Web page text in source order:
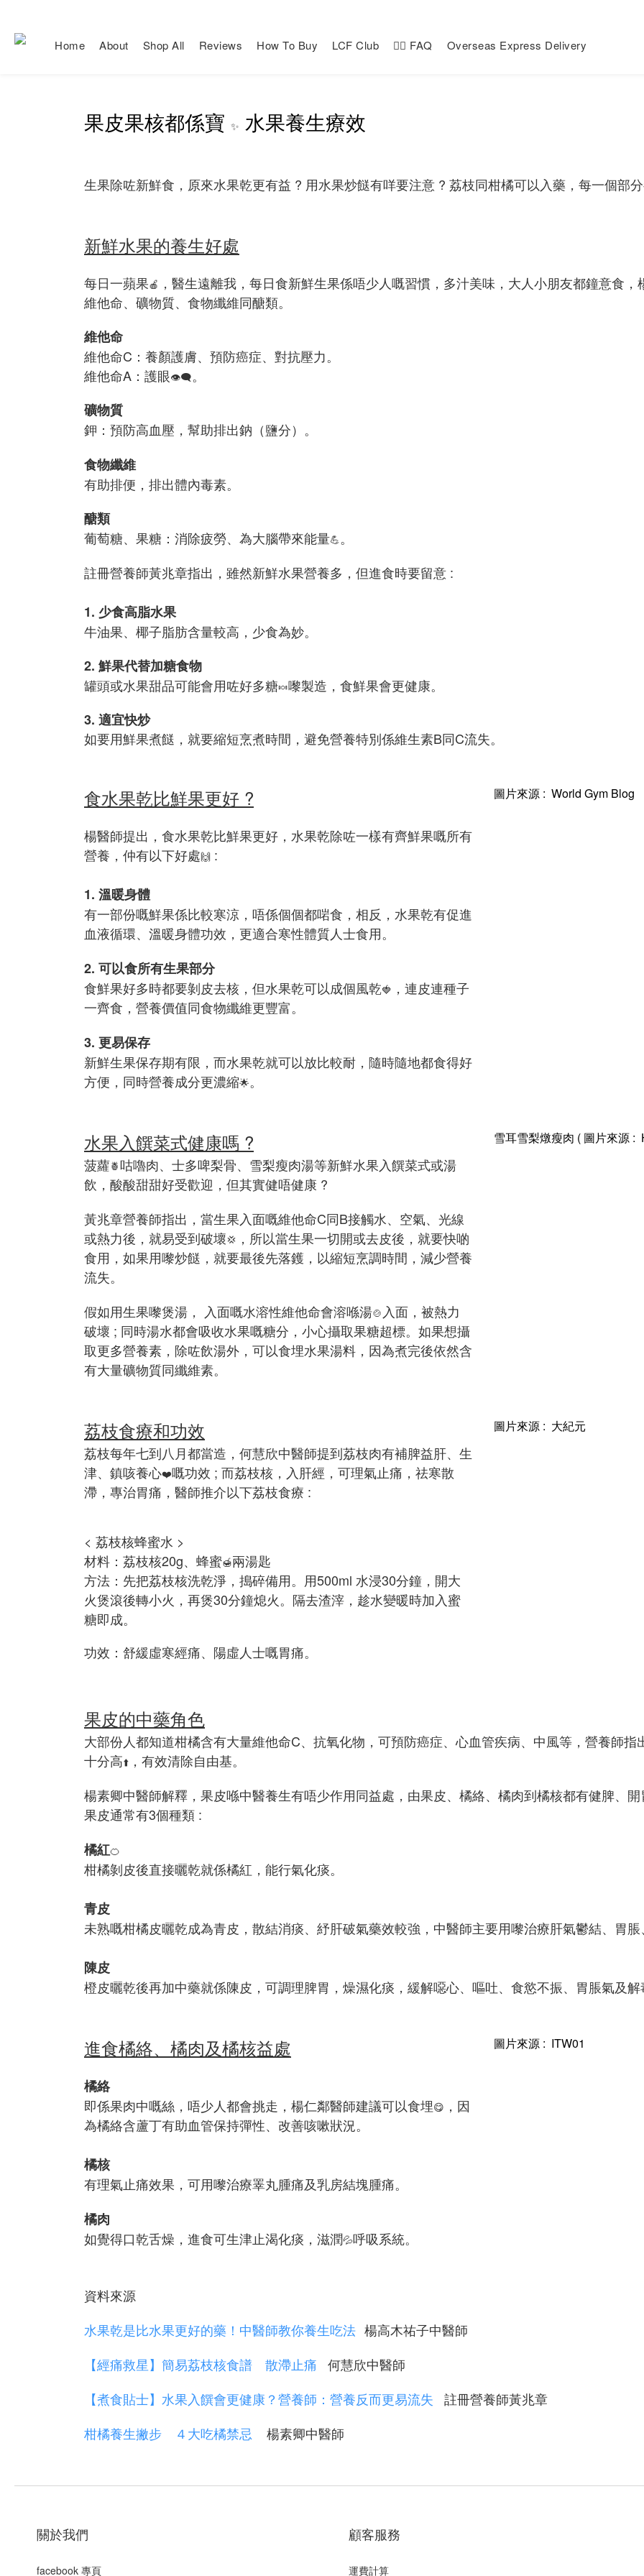
Home About Shop All Reviews How To Buy LCF Club 🙋‍♀️ FAQ Overseas Express Delivery
果皮果核都係寶 ✨ 水果養生療效
生果除咗新鮮食，原來水果乾更有益 ? 用水果炒餸有咩要注意 ? 荔枝同柑橘可以入藥，每一個部
新鮮水果的養生好處
每日一蘋果🍎 ，醫生遠離我，每日食新鮮生果係唔少人嘅習慣，多汁美味，大人小朋友都鐘意食
維他命、礦物質、食物纖維同醣類。
維他命
維他命C：養顏護膚、預防癌症、對抗壓力。
維他命A：護眼👁‍🗨。
礦物質
鉀：預防高血壓，幫助排出鈉（鹽分）。
食物纖維
有助排便，排出體內毒素。
醣類
葡萄糖、果糖：消除疲勞、為大腦帶來能量💪。
註冊營養師黃兆章指出，雖然新鮮水果營養多，但進食時要留意 :
1. 少食高脂水果
牛油果、椰子脂肪含量較高，少食為妙。
2. 鮮果代替加糖食物
罐頭或水果甜品可能會用咗好多糖🍬嚟製造，食鮮果會更健康。
3. 適宜快炒
如要用鮮果煮餸，就要縮短烹煮時間，避免營養特別係維生素B同C流失。
食水果乾比鮮果更好 ?
楊醫師提出，食水果乾比鮮果更好，水果乾除咗一樣有齊鮮果嘅所有
營養，仲有以下好處🙌 :
1. 溫暖身體
有一部份嘅鮮果係比較寒涼，唔係個個都啱食，相反，水果乾有促進
血液循環、溫暖身體功效，更適合寒性體質人士食用。
2. 可以食所有生果部分
食鮮果好多時都要剝皮去核，但水果乾可以成個風乾🍓 ，連皮連種子
一齊食，營養價值同食物纖維更豐富。
3. 更易保存
新鮮生果保存期有限，而水果乾就可以放比較耐，隨時隨地都食得好
方便，同時營養成分更濃縮🌟。
圖片來源 : World Gym Blog
水果入饌菜式健康嗎 ?
菠蘿🍍咕嚕肉、士多啤梨骨、雪梨瘦肉湯等新鮮水果入饌菜式或湯
飲，酸酸甜甜好受歡迎，但其實健唔健康 ?
黃兆章營養師指出，當生果入面嘅維他命C同B接觸水、空氣、光線
或熱力後，就易受到破壞💢 ，所以當生果一切開或去皮後，就要快啲
食用，如果用嚟炒餸，就要最後先落鑊，以縮短烹調時間，減少營養
流失。
假如用生果嚟煲湯， 入面嘅水溶性維他命會溶喺湯🍲 入面，被熱力
破壞 ; 同時湯水都會吸收水果嘅糖分，小心攝取果糖超標。如果想攝
取更多營養素，除咗飲湯外，可以食埋水果湯料，因為煮完後依然含
有大量礦物質同纖維素。
雪耳雪梨燉瘦肉 ( 圖片來源 :
荔枝食療和功效
荔枝每年七到八月都當造，何慧欣中醫師提到荔枝肉有補脾益肝、生
津、鎮咳養心❤️嘅功效 ; 而荔枝核，入肝經，可理氣止痛，祛寒散
滯，專治胃痛，醫師推介以下荔枝食療 :
< 荔枝核蜂蜜水 >
材料：荔枝核20g、蜂蜜🍯兩湯匙
方法：先把荔枝核洗乾淨，搗碎備用。用500ml 水浸30分鐘，開大
火煲滾後轉小火，再煲30分鐘熄火。隔去渣滓，趁水變暖時加入蜜
糖即成。
功效：舒緩虛寒經痛、陽虛人士嘅胃痛。
圖片來源 : 大紀元
果皮的中藥角色
大部份人都知道柑橘含有大量維他命C、抗氧化物，可預防癌症、心血管疾病、中風等，營養師
十分高⬆️ ，有效清除自由基。
楊素卿中醫師解釋，果皮喺中醫養生有唔少作用同益處，由果皮、橘絡、橘肉到橘核都有健脾、
果皮通常有3個種類 :
橘紅🍊
柑橘剝皮後直接曬乾就係橘紅，能行氣化痰。
青皮
未熟嘅柑橘皮曬乾成為青皮，散結消痰、紓肝破氣藥效較強，中醫師主要用嚟治療肝氣鬱結、胃脹
陳皮
橙皮曬乾後再加中藥就係陳皮，可調理脾胃，燥濕化痰，緩解噁心、嘔吐、食慾不振、胃脹氣及解
進食橘絡、橘肉及橘核益處
橘絡
即係果肉中嘅絲，唔少人都會挑走，楊仁鄰醫師建議可以食埋😋 ，因
為橘絡含蘆丁有助血管保持彈性、改善咳嗽狀況。
橘核
有理氣止痛效果，可用嚟治療睪丸腫痛及乳房結塊腫痛。
橘肉
如覺得口乾舌燥，進食可生津止渴化痰，滋潤💦呼吸系統。
圖片來源 : ITW01
資料來源
水果乾是比水果更好的藥！中醫師教你養生吃法 楊高木祐子中醫師
【經痛救星】簡易荔枝核食譜 散滯止痛 何慧欣中醫師
【煮食貼士】水果入饌會更健康？營養師：營養反而更易流失 註冊營養師黃兆章
柑橘養生撇步 ４大吃橘禁忌
楊素卿中醫師
關於我們
facebook 專頁
顧客服務
運費計算